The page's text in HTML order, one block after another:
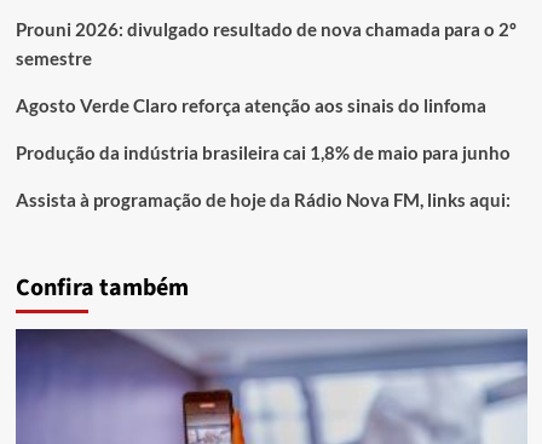
Prouni 2026: divulgado resultado de nova chamada para o 2º
semestre
Agosto Verde Claro reforça atenção aos sinais do linfoma
Produção da indústria brasileira cai 1,8% de maio para junho
Assista à programação de hoje da Rádio Nova FM, links aqui:
Confira também